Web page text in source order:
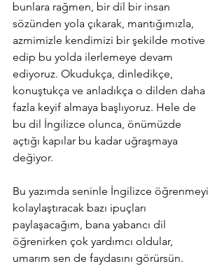
bunlara rağmen, bir dil bir insan
sözünden yola çıkarak, mantığımızla,
azmimizle kendimizi bir şekilde motive
edip bu yolda ilerlemeye devam
ediyoruz. Okudukça, dinledikçe,
konuştukça ve anladıkça o dilden daha
fazla keyif almaya başlıyoruz. Hele de
bu dil İngilizce olunca, önümüzde
açtığı kapılar bu kadar uğraşmaya
değiyor.
Bu yazımda seninle İngilizce öğrenmeyi
kolaylaştıracak bazı ipuçları
paylaşacağım, bana yabancı dil
öğrenirken çok yardımcı oldular,
umarım sen de faydasını görürsün.